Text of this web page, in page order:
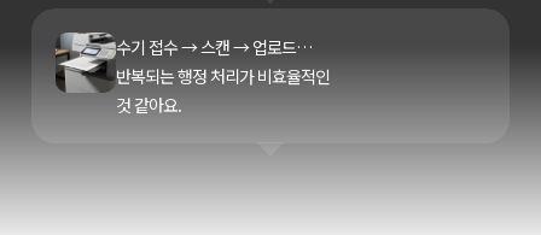
수기 접수 → 스캔 → 업로드…
반복되는 행정 처리가 비효율적인
것 같아요.